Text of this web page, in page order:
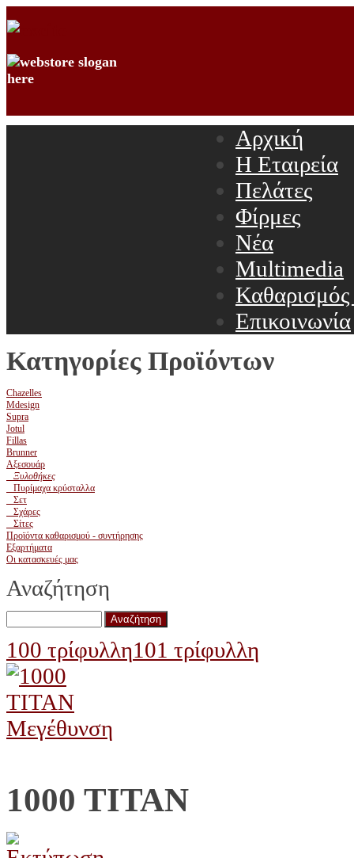
Αρχική
Η Εταιρεία
Πελάτες
Φίρμες
Νέα
Multimedia
Επικοινωνία
Κατηγορίες Προϊόντων
Chazelles
Mdesign
Supra
Jotul
Fillas
Brunner
Αξεσουάρ
Ξυλοθήκες
Πυρίμαχα κρύσταλλα
Σετ
Σχάρες
Σίτες
Προϊόντα καθαρισμού - συντήρησης
Εξαρτήματα
Οι κατασκευές μας
Αναζήτηση
100 τρίφυλλη101 τρίφυλλη
Μεγέθυνση
1000 ΤΙΤΑΝ